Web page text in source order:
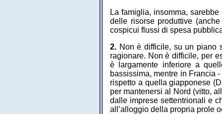
La famiglia, insomma,
delle risorse produttive
cospicui flussi di spesa
2. Non è difficile, su un piano
ragionare. Non è difficile, per
è largamente inferiore a
bassissima, mentre in Francia
rispetto a quella giapponese
per mantenersi al Nord (vitto,
dalle imprese settentrionali e
all’alloggio della propria prole